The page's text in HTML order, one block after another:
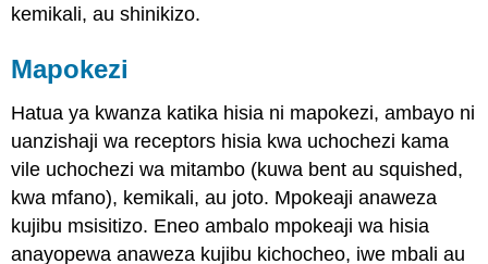
kemikali, au shinikizo.
Mapokezi
Hatua ya kwanza katika hisia ni mapokezi, ambayo ni
uanzishaji wa receptors hisia kwa uchochezi kama
vile uchochezi wa mitambo (kuwa bent au squished,
kwa mfano), kemikali, au joto. Mpokeaji anaweza
kujibu msisitizo. Eneo ambalo mpokeaji wa hisia
anayopewa anaweza kujibu kichocheo, iwe mbali au